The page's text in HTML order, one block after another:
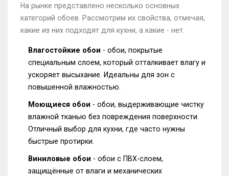
На рынке представлено несколько основных
категорий обоев. Рассмотрим их свойства, отмечая,
какие из них подходят для кухни, а какие - нет.
Влагостойкие обои - обои, покрытые
специальным слоем, который отталкивает влагу и
ускоряет высыхание . Идеальны для зон с
повышенной влажностью.
Моющиеся обои - обои, выдерживающие чистку
влажной тканью без повреждения поверхности
Отличный выбор для кухни, где часто нужны
быстрые протирки.
Виниловые обои - обои с ПВХ-слоем,
защищённые от влаги и механических